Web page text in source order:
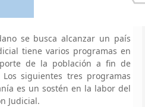
se busca alcanzar un país
tiene varios programas en
de la población a fin de
siguientes tres programas
es un sostén en la labor del
Judicial.